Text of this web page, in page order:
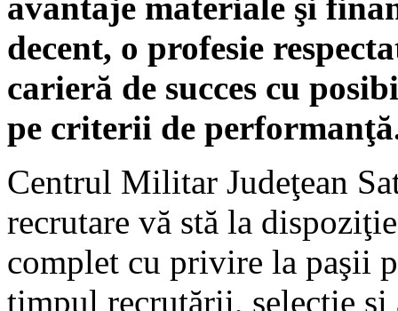
decent, o profesie
carieră de succes cu
pe criterii de
Centrul Militar Judeţean
recrutare vă stă la
complet cu privire la paşii
timpul recrutării, selecţie